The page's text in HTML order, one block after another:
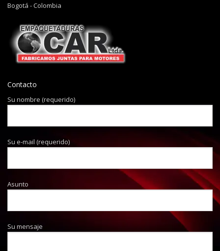
Bogotá - Colombia
Contacto
Su nombre (requerido)
Su e-mail (requerido)
Asunto
Su mensaje